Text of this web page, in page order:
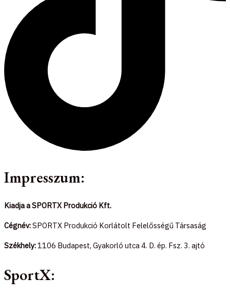
Impresszum:
Kiadja a SPORTX Produkció Kft.
Cégnév:SPORTX Produkció Korlátolt Felelősségű Társaság
Székhely:1106 Budapest, Gyakorló utca 4. D. ép. Fsz. 3. ajtó
SportX: